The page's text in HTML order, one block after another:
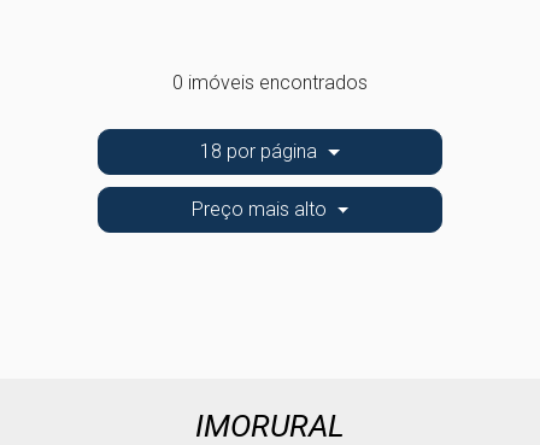
0 imóveis encontrados
18 por página
Preço mais alto
IMORURAL